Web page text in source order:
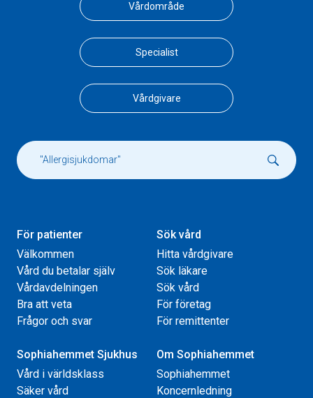
Vårdområde
Specialist
Vårdgivare
För patienter
Välkommen
Vård du betalar själv
Vårdavdelningen
Bra att veta
Frågor och svar
Sök vård
Hitta vårdgivare
Sök läkare
Sök vård
För företag
För remittenter
Sophiahemmet Sjukhus
Vård i världsklass
Säker vård
Om Sophiahemmet
Sophiahemmet
Koncernledning